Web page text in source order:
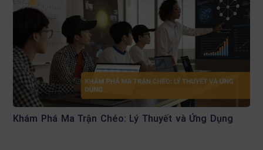
Khám Phá Ma Trận Chéo: Lý Thuyết và Ứng Dụng